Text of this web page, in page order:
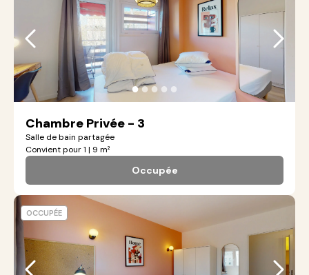
●●●● ●
Chambre Privée - 3
Salle de bain partagée
Convient pour 1 | 9 m²
Occupée
OCCUPÉE